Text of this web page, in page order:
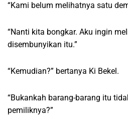
“Kami belum melihatnya satu
“Nanti kita bongkar. Aku ingin
disembunyikan itu.”
“Kemudian?” bertanya Ki Bekel.
“Bukankah barang-barang itu
pemiliknya?”